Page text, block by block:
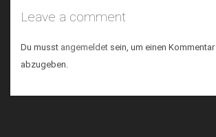
Leave a comment
Du musst angemeldet sein, um einen Kommentar
abzugeben.